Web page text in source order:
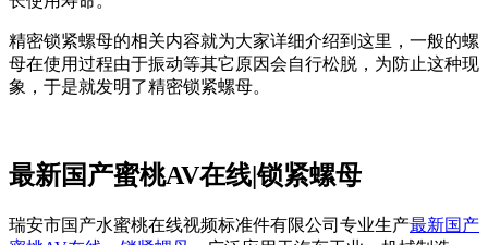
精密锁紧螺母的相关内容就为大家详细介绍到这里，一般的螺
母在使用过程由于振动等其它原因会自行松脱，为防止这种现
象，于是就发明了精密锁紧螺母。
最新国产蜜桃AV在线|锁紧螺母
瑞安市国产水蜜桃在线视频标准件有限公司专业生产最新国产